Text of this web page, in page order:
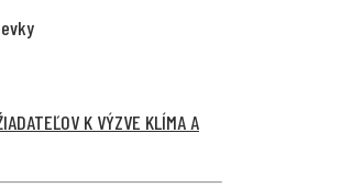
K VÝZVE KLÍMA A